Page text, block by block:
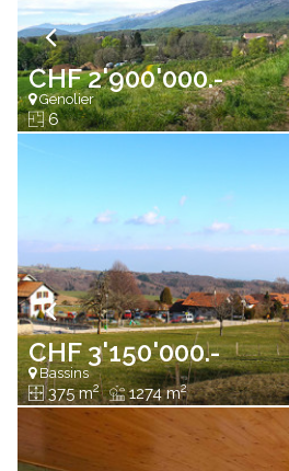
CHF 2'900'000.-
Genolier
6
CHF 3'150'000.-
Bassins
375 m2 1274 m2